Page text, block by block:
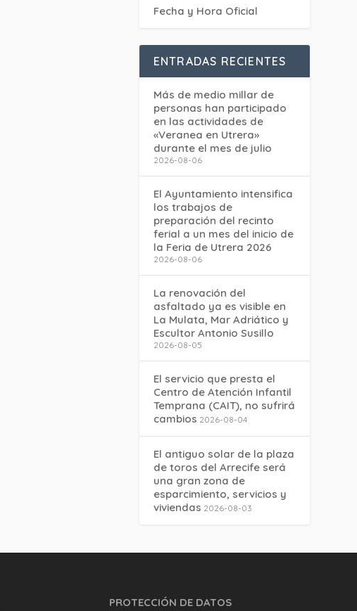
Fecha y Hora Oficial
ENTRADAS RECIENTES
Más de medio millar de
personas han participado
en las actividades de
«Veranea en Utrera»
durante el mes de julio
2026-08-06
El Ayuntamiento intensifica
los trabajos de
preparación del recinto
ferial a un mes del inicio de
la Feria de Utrera 2026
2026-08-06
La renovación del
asfaltado ya es visible en
La Mulata, Mar Adriático y
Escultor Antonio Susillo
2026-08-05
El servicio que presta el
Centro de Atención Infantil
Temprana (CAIT), no sufrirá
cambios 2026-08-04
El antiguo solar de la plaza
de toros del Arrecife será
una gran zona de
esparcimiento, servicios y
viviendas 2026-08-03
PROTECCIÓN DE DATOS